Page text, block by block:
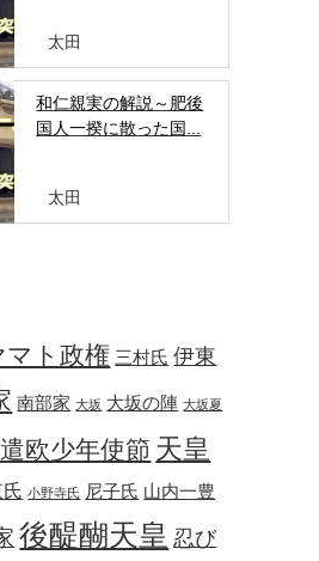
太田
和仁親実の解説～肥後
国人一揆に散った国...
太田
マト政権 三村氏 伊東
南部家 大坂 大坂の陣 大坂夏
欧少年使節 天皇
小野寺氏 尼子氏 山内一豊
後醍醐天皇 忍び